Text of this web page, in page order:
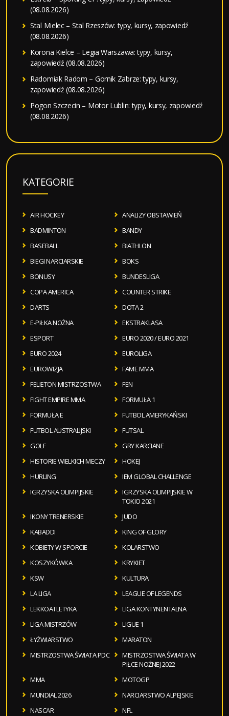
(08.08.2026)
Stal Mielec – Stal Rzeszów: typy, kursy, zapowiedź
(08.08.2026)
Korona Kielce – Legia Warszawa: typy, kursy,
zapowiedź (08.08.2026)
Radomiak Radom – Gornik Zabrze: typy, kursy,
zapowiedź (08.08.2026)
Pogon Szczecin – Motor Lublin: typy, kursy, zapowiedź
(08.08.2026)
KATEGORIE
AIR HOCKEY
ANALIZY OBSTAWIEŃ
BADMINTON
BANDY
BASEBALL
BIATHLON
BIEGI NARCIARSKIE
BOKS
BONUSY
BUNDESLIGA
COPA AMERICA
COUNTER STRIKE
DARTS
DOTA 2
E-PIŁKA NOŻNA
EKSTRAKLASA
ESPORT
EURO 2020 / EURO 2021
EURO 2024
EUROLIGA
EUROWIZJA
FAME MMA
FELIETON MISTRZOSTWA
FEN
FIGHT EMPIRE MMA
FORMUŁA 1
FORMUŁA E
FUTBOL AMERYKAŃSKI
FUTBOL AUSTRALIJSKI
FUTSAL
GOLF
GRY KARCIANE
HISTORIE WIELKICH MECZY
HOKEJ
HURLING
IEM GLOBAL CHALLENGE
IGRZYSKA OLIMPIJSKIE
IGRZYSKA OLIMPIJSKIE W
TOKIO 2021
IKONY TRENERSKIE
JUDO
KABADDI
KING OF GLORY
KOBIETY W SPORCIE
KOLARSTWO
KOSZYKÓWKA
KRYKIET
KSW
KULTURA
LA LIGA
LEAGUE OF LEGENDS
LEKKOATLETYKA
LIGA KONTYNENTALNA
LIGA MISTRZÓW
LIGUE 1
ŁYŻWIARSTWO
MARATON
MISTRZOSTWA ŚWIATA PDC
MISTRZOSTWA ŚWIATA W
PIŁCE NOŻNEJ 2022
MMA
MOTOGP
MUNDIAL 2026
NARCIARSTWO ALPEJSKIE
NASCAR
NFL